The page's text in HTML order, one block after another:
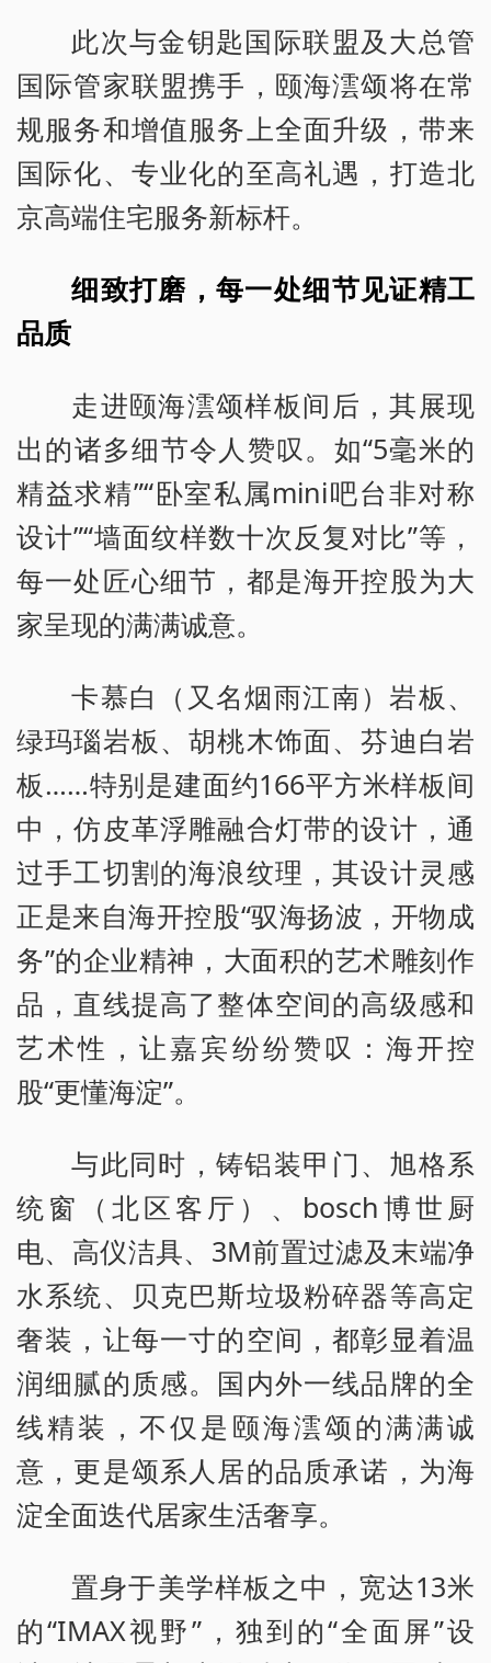
此次与金钥匙国际联盟及大总管
国际管家联盟携手，颐海澐颂将在常
规服务和增值服务上全面升级，带来
国际化、专业化的至高礼遇，打造北
京高端住宅服务新标杆。
细致打磨，每一处细节见证精工
品质
走进颐海澐颂样板间后，其展现
出的诸多细节令人赞叹。如“5毫米的
精益求精”“卧室私属mini吧台非对称
设计”“墙面纹样数十次反复对比”等，
每一处匠心细节，都是海开控股为大
家呈现的满满诚意。
卡慕白（又名烟雨江南）岩板、
绿玛瑙岩板、胡桃木饰面、芬迪白岩
板……特别是建面约166平方米样板间
中，仿皮革浮雕融合灯带的设计，通
过手工切割的海浪纹理，其设计灵感
正是来自海开控股“驭海扬波，开物成
务”的企业精神，大面积的艺术雕刻作
品，直线提高了整体空间的高级感和
艺术性，让嘉宾纷纷赞叹：海开控
股“更懂海淀”。
与此同时，铸铝装甲门、旭格系
统窗（北区客厅）、bosch博世厨
电、高仪洁具、3M前置过滤及末端净
水系统、贝克巴斯垃圾粉碎器等高定
奢装，让每一寸的空间，都彰显着温
润细腻的质感。国内外一线品牌的全
线精装，不仅是颐海澐颂的满满诚
意，更是颂系人居的品质承诺，为海
淀全面迭代居家生活奢享。
置身于美学样板之中，宽达13米
的“IMAX视野”，独到的“全面屏”设